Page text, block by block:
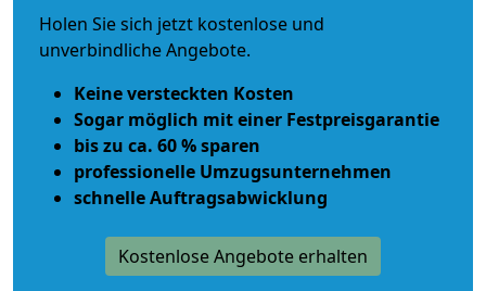
Holen Sie sich jetzt kostenlose und
unverbindliche Angebote.
Keine versteckten Kosten
Sogar möglich mit einer Festpreisgarantie
bis zu ca. 60 % sparen
professionelle Umzugsunternehmen
schnelle Auftragsabwicklung
Kostenlose Angebote erhalten